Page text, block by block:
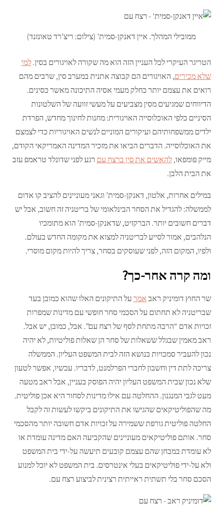
ממובילי המהלך. איין דאנקן-סמית’ (צילום: ריצ’רד טאונזנד)
הטריגר העיקרי לכל העניין הזה הוא מה שקורה לאויגורים בסין.למי
שלא מכירים, האויגורים הם קבוצה אתנית במערב סין, שרבים מהם
רואים את עצמם יותר כחלק מעמי אסיה התיכונה מאשר כסינים.
הדיווחים שמגיעים מסין מצביעים על מעשי זוועה של השלטונות
הסיניים כלפי האוכלוסייה האויגורית: מחנות לחינוך מחדש, הפרדת
ילדים ממשפחותיהם ועיקורים המוניים לנשים האויגוריות כדי לצמצם
את האוכלוסייה. הדברים הביאו את מזכיר המדינה האמריקאי הקודם,
מייק פומפאו,להאשים את סין ברצח עם רגע לפני שדונלד טראמפ עזב
את הבית הלבן.
במילים אחרות, אלטון, דאנקן-סמית’ וגאני מעוניינים להציב קו אדום
לממשלה: להגדיל את הסחר הבינלאומי של בריטניה זה חשוב, אבל יש
דברים חשובים יותר. הברקזיט, שדאנקן-סמית’ הוא מתומכיו
הנלהבים, אמור לסייע לבריטניה למצוא את מקומה החדש בעולם.
ולפיו, המקום הזה, לפני שעוסקים בסחר, צריך להיות מקום מוסרי.
ומה קרה אחר-כך?
שר החוץ דומיניק ראבאמרעל התיקונים האלו שהוא כמובן בעד
שבריטניה לא תחתום על הסכמי סחר חופשי עם מדינות שמפרות
זכויות אדם “הרבה מתחת לסף של רצח עם”. אבל, כמובן, יש אבל.
ראב מאמין שבגלל ששאלות של סחר הן שאלות פוליטיות, לא יהיה
נכון להעביר סמכויות בנושא הזה לבית המשפט העליון. הממשלה
צריכה לתת דין וחשבון לחברי הפרלמנט, לדבריו. עכשיו, אפשר לטעון
שלא נכון שבית המשפט העליון יהיה הפוסק בעניין, אבל ראב מטעה
מעט לגבי המנגנון. ההחלטה עם אילו מדינות לסחור היא אכן פוליטית.
מה שהפוליטיקאים שהגישו את התיקונים ביקשו לעשות זה לקבל
החלטה פוליטית גורפת ששמירה על זכויות אדם חשובה יותר מהסכמי
סחר. אותם פוליטיקאים מעוניינים שהקביעה האם מדינה עומדת או
לא עומדת במבחן שהם עצמם קובעים תיעשה על-ידי בית המשפט
ולא על-ידי פוליטיקאים בעלי אינטרסים. בית המשפט לא יוכל למנוע
הסכם סחר בלי תשתית ראייתית רצינית לביצוע רצח עם.